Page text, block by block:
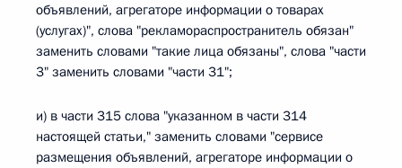
объявлений, агрегаторе информации о товарах
(услугах)", слова "рекламораспространитель обязан"
заменить словами "такие лица обязаны", слова "части
3" заменить словами "части 31";
и) в части 315 слова "указанном в части 314
настоящей статьи," заменить словами "сервисе
размещения объявлений, агрегаторе информации о